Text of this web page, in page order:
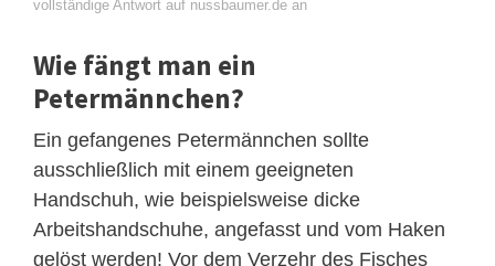
vollständige Antwort auf nussbaumer.de an
Wie fängt man ein
Petermännchen?
Ein gefangenes Petermännchen sollte
ausschließlich mit einem geeigneten
Handschuh, wie beispielsweise dicke
Arbeitshandschuhe, angefasst und vom Haken
gelöst werden! Vor dem Verzehr des Fisches